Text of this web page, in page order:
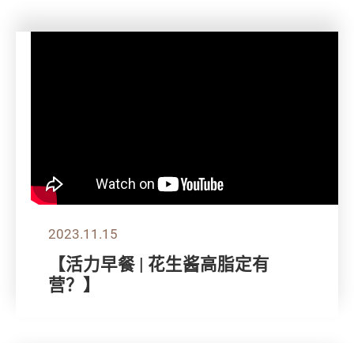
2023.11.15
【活力早餐 | 花生酱高脂定有
营？】